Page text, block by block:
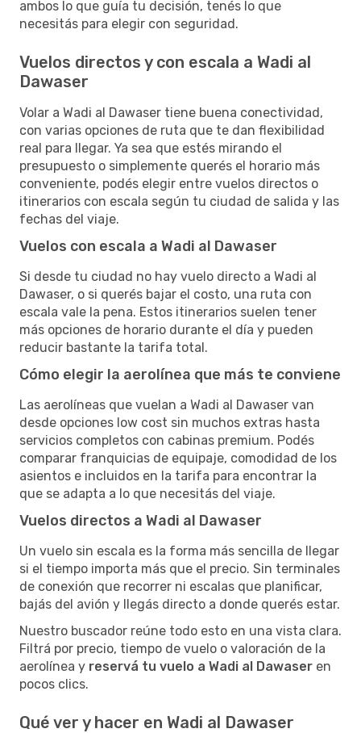
ambos lo que guía tu decisión, tenés lo que
necesitás para elegir con seguridad.
Vuelos directos y con escala a Wadi al
Dawaser
Volar a Wadi al Dawaser tiene buena conectividad,
con varias opciones de ruta que te dan flexibilidad
real para llegar. Ya sea que estés mirando el
presupuesto o simplemente querés el horario más
conveniente, podés elegir entre vuelos directos o
itinerarios con escala según tu ciudad de salida y las
fechas del viaje.
Vuelos con escala a Wadi al Dawaser
Si desde tu ciudad no hay vuelo directo a Wadi al
Dawaser, o si querés bajar el costo, una ruta con
escala vale la pena. Estos itinerarios suelen tener
más opciones de horario durante el día y pueden
reducir bastante la tarifa total.
Cómo elegir la aerolínea que más te conviene
Las aerolíneas que vuelan a Wadi al Dawaser van
desde opciones low cost sin muchos extras hasta
servicios completos con cabinas premium. Podés
comparar franquicias de equipaje, comodidad de los
asientos e incluidos en la tarifa para encontrar la
que se adapta a lo que necesitás del viaje.
Vuelos directos a Wadi al Dawaser
Un vuelo sin escala es la forma más sencilla de llegar
si el tiempo importa más que el precio. Sin terminales
de conexión que recorrer ni escalas que planificar,
bajás del avión y llegás directo a donde querés estar.
Nuestro buscador reúne todo esto en una vista clara.
Filtrá por precio, tiempo de vuelo o valoración de la
aerolínea y reservá tu vuelo a Wadi al Dawaser en
pocos clics.
Qué ver y hacer en Wadi al Dawaser